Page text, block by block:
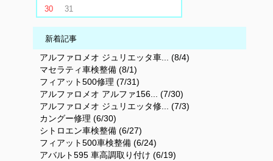
30
31
新着記事
アルファロメオ ジュリエッタ車... (8/4)
マセラティ車検整備 (8/1)
フィアット500修理 (7/31)
アルファロメオ アルファ156... (7/30)
アルファロメオ ジュリエッタ修... (7/3)
カングー修理 (6/30)
シトロエン車検整備 (6/27)
フィアット500車検整備 (6/24)
アバルト595 車高調取り付け (6/19)